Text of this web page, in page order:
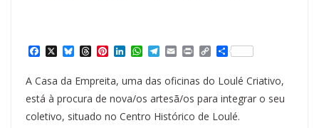
a
c
e
b
o
o
X B
u
e
s
k
y
T
h
e
a
d
s
P
t
e
r
e
L
k
e
d
I
W
h
t
s
A
p
T
e
e
g
r
a
E
m
a
i
l
P
n
t
C
o
y
L
i
n
S
h
r
e
A Casa da Empreita, uma das oficinas do Loulé Criativo,
está à procura de nova/os artesã/os para integrar o seu
coletivo, situado no Centro Histórico de Loulé.